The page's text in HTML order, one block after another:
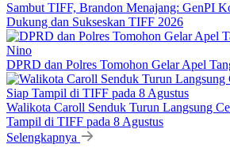
Sambut TIFF, Brandon Menajang: ​GenPI
Dukung dan Sukseskan TIFF 2026
DPRD dan Polres Tomohon Gelar Apel
Walikota Caroll Senduk Turun Langsung
Tampil di TIFF pada 8 Agustus
Selengkapnya